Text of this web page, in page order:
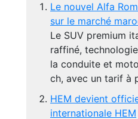
Le nouvel Alfa
sur le marché
Le SUV premium
raffiné,
la conduite et
ch, avec un tarif à
HEM devient
internationale HEM